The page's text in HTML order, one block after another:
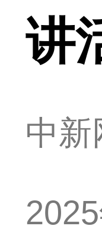
讲
中新